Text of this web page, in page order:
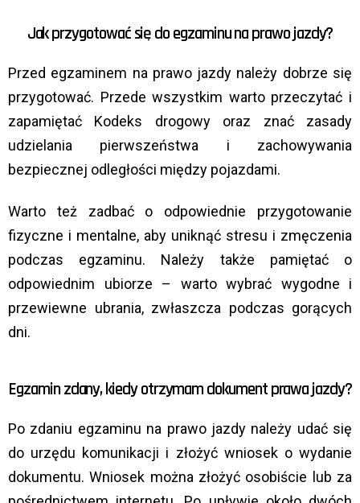
Jak przygotować się do egzaminu na prawo jazdy?
Przed egzaminem na prawo jazdy należy dobrze się
przygotować. Przede wszystkim warto przeczytać i
zapamiętać Kodeks drogowy oraz znać zasady
udzielania pierwszeństwa i zachowywania
bezpiecznej odległości między pojazdami.
Warto też zadbać o odpowiednie przygotowanie
fizyczne i mentalne, aby uniknąć stresu i zmęczenia
podczas egzaminu. Należy także pamiętać o
odpowiednim ubiorze – warto wybrać wygodne i
przewiewne ubrania, zwłaszcza podczas gorących
dni.
Egzamin zdany, kiedy otrzymam dokument prawa jazdy?
Po zdaniu egzaminu na prawo jazdy należy udać się
do urzędu komunikacji i złożyć wniosek o wydanie
dokumentu. Wniosek można złożyć osobiście lub za